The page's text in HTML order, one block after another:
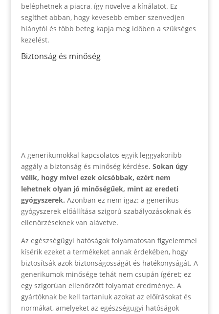
beléphetnek a piacra, így növelve a kínálatot. Ez
segíthet abban, hogy kevesebb ember szenvedjen
hiánytól és több beteg kapja meg időben a szükséges
kezelést.
Biztonság és minőség
A generikumokkal kapcsolatos egyik leggyakoribb
aggály a biztonság és minőség kérdése. Sokan úgy
vélik, hogy mivel ezek olcsóbbak, ezért nem
lehetnek olyan jó minőségűek, mint az eredeti
gyógyszerek. Azonban ez nem igaz: a generikus
gyógyszerek előállítása szigorú szabályozásoknak és
ellenőrzéseknek van alávetve.
Az egészségügyi hatóságok folyamatosan figyelemmel
kísérik ezeket a termékeket annak érdekében, hogy
biztosítsák azok biztonságosságát és hatékonyságát. A
generikumok minősége tehát nem csupán ígéret; ez
egy szigorúan ellenőrzött folyamat eredménye. A
gyártóknak be kell tartaniuk azokat az előírásokat és
normákat, amelyeket az egészségügyi hatóságok